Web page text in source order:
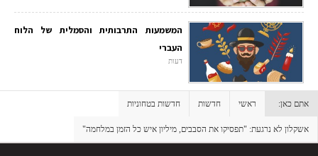
המשמעות התרבותית והסמלית של הלוח
העברי
דעות
אתם כאן: ראשי חדשות חדשות בטחוניות
אשקלון לא נרגעת: "תפסיקו את הסבבים, מיליון איש כל הזמן במלחמה"